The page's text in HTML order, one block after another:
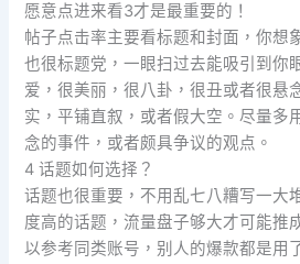
愿意点进来看3才是最重要的！
帖子点击率主要看标题和封面，你想
也很标题党，一眼扫过去能吸引到你
爱，很美丽，很八卦，很丑或者很悬
实，平铺直叙，或者假大空。尽量多
念的事件，或者颇具争议的观点。
4 话题如何选择？
话题也很重要，不用乱七八糟写一大
度高的话题，流量盘子够大才可能推
以参考同类账号，别人的爆款都是用